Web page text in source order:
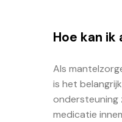
Hoe kan
Als
is het
ondersteuning
medicatie